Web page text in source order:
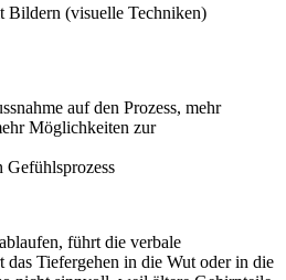
Bildern (visuelle Techniken)
auf den Prozess, mehr
Möglichkeiten zur
Gefühlsprozess
führt die verbale
das Tiefergehen in die Wut oder in die